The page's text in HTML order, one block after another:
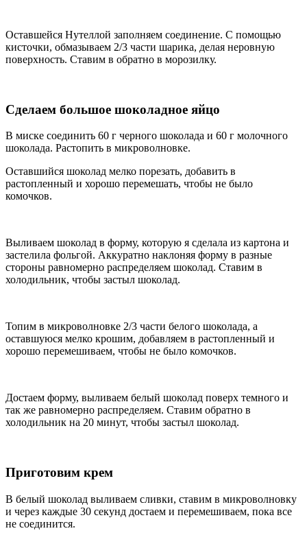
Оставшейся Нутеллой заполняем соединение. С помощью
кисточки, обмазываем 2/3 части шарика, делая неровную
поверхность. Ставим в обратно в морозилку.
Сделаем большое шоколадное яйцо
В миске соединить 60 г черного шоколада и 60 г молочного
шоколада. Растопить в микроволновке.
Оставшийся шоколад мелко порезать, добавить в
растопленный и хорошо перемешать, чтобы не было
комочков.
Выливаем шоколад в форму, которую я сделала из картона и
застелила фольгой. Аккуратно наклоняя форму в разные
стороны равномерно распределяем шоколад. Ставим в
холодильник, чтобы застыл шоколад.
Топим в микроволновке 2/3 части белого шоколада, а
оставшуюся мелко крошим, добавляем в растопленный и
хорошо перемешиваем, чтобы не было комочков.
Достаем форму, выливаем белый шоколад поверх темного и
так же равномерно распределяем. Ставим обратно в
холодильник на 20 минут, чтобы застыл шоколад.
Приготовим крем
В белый шоколад выливаем сливки, ставим в микроволновку
и через каждые 30 секунд достаем и перемешиваем, пока все
не соединится.